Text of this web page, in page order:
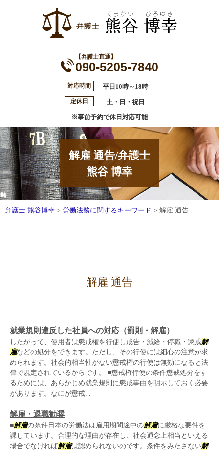
【弁護士直通】
090-5205-7840
対応時間 平日10時～18時
定休日 土・日・祝日
※事前予約で休日対応可能
解雇 通告/弁護士
熊谷 博幸
弁護士 熊谷博幸 > 労働法務に関するキーワード > 解雇 通告
解雇 通告
就業規則違反した社員への対応（罰則・解雇）
したがって、使用者は懲戒権を行使し戒告・減給・停職・懲戒解
雇などの処分をできます。ただし、その行使には細心の注意が求
められます。社会的相当性がない懲戒権の行使は無効になると法
律で規定されているからです。 ■懲戒権行使の条件懲戒処分をす
るためには、あらかじめ就業規則に懲戒事由を明示しておく必要
があります。なにが懲戒...
解雇・退職勧奨
■解雇の条件日本の労働法は雇用期間途中の解雇に厳格な要件を
課しています。合理的な理由が存在し、社会通念上相当といえる
場合でなければ解雇は認められないのです。条件をみたさない解